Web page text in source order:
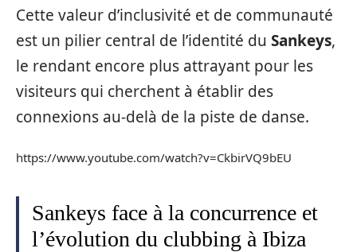
Cette valeur d’inclusivité et de communauté
est un pilier central de l’identité du Sankeys,
le rendant encore plus attrayant pour les
visiteurs qui cherchent à établir des
connexions au-delà de la piste de danse.
https://www.youtube.com/watch?v=CkbirVQ9bEU
Sankeys face à la concurrence et
l’évolution du clubbing à Ibiza